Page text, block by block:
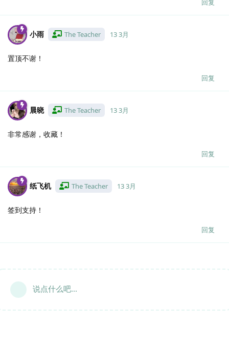
回复
小雨 The Teacher 13 3月
置顶不谢！
回复
晨晓 The Teacher 13 3月
非常感谢，收藏！
回复
纸飞机 The Teacher 13 3月
签到支持！
回复
说点什么吧...